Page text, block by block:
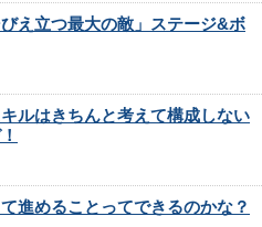
え立つ最大の敵」ステージ&ボ
ルはきちんと考えて構成しない
進めることってできるのかな？